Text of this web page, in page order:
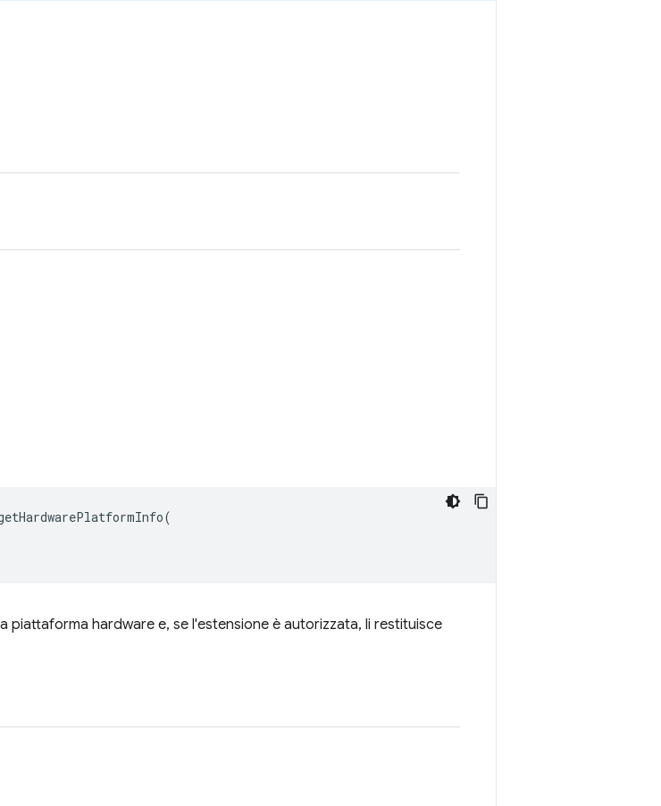
(
piattaforma hardware e, se l'estensione è autorizzata, li restituisce